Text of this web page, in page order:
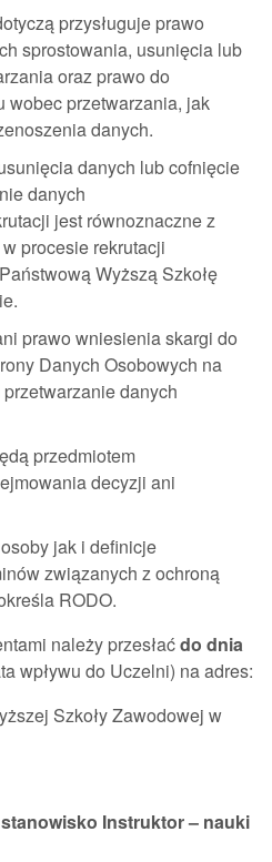
przysługuje prawo
sprostowania, usunięcia lub
oraz prawo do
wobec przetwarzania, jak
danych.
danych lub cofnięcie
danych
jest równoznaczne z
procesie rekrutacji
Wyższą Szkołę
prawo wniesienia skargi do
Danych Osobowych na
danych
przedmiotem
decyzji ani
jak i definicje
związanych z ochroną
RODO.
należy przesłaćdo dnia
wpływu do Uczelni) na adres:
Szkoły Zawodowej w
Instruktor – nauki